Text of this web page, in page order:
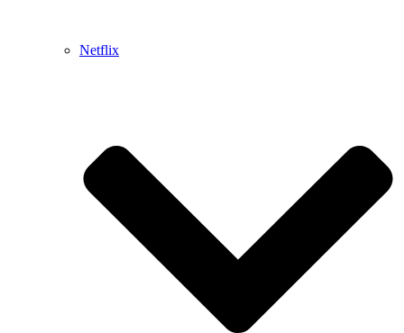
Netflix